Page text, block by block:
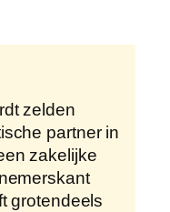
zelden
partner in
zakelijke
grotendeels